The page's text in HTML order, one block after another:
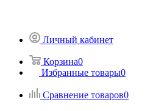
Личный кабинет
Корзина0
Избранные товары0
Сравнение товаров0